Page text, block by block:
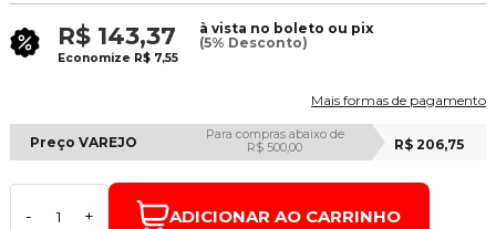
R$ 143,37
à vista no boleto ou pix
(5% Desconto)
Economize R$ 7,55
Mais formas de pagamento
Preço VAREJO
Para compras abaixo de
R$ 500,00
R$ 206,75
- + ADICIONAR AO CARRINHO